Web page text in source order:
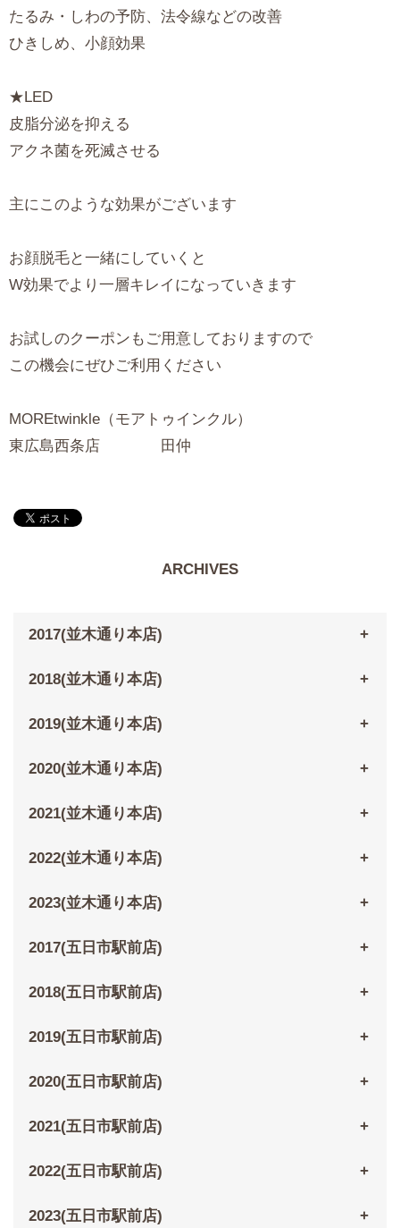
たるみ・しわの予防、法令線などの改善
ひきしめ、小顔効果
★LED
皮脂分泌を抑える
アクネ菌を死滅させる
主にこのような効果がございます
お顔脱毛と一緒にしていくと
W効果でより一層キレイになっていきます
お試しのクーポンもご用意しておりますので
この機会にぜひご利用ください
MOREtwinkle（モアトゥインクル）
東広島西条店 田仲
ARCHIVES
2017(並木通り本店)
2018(並木通り本店)
2019(並木通り本店)
2020(並木通り本店)
2021(並木通り本店)
2022(並木通り本店)
2023(並木通り本店)
2017(五日市駅前店)
2018(五日市駅前店)
2019(五日市駅前店)
2020(五日市駅前店)
2021(五日市駅前店)
2022(五日市駅前店)
2023(五日市駅前店)